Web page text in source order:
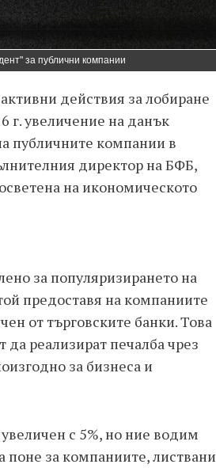
за публични компании
действия за лобиране
г. увеличение на данък
публичните компании в
директор на БФБ,
на икономическото
за популяризирането на
предоставя на компаниите
от търговските банки. Това
реализират печалба чрез
за бизнеса и
с 5%, но ние водим
поне за компаниите, листвани